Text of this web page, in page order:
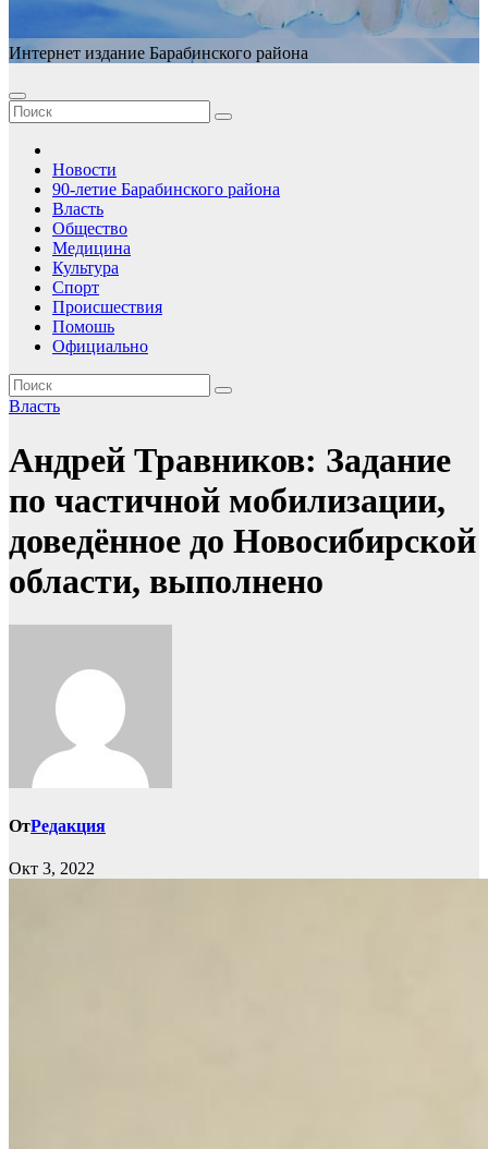
Интернет издание Барабинского района
Новости
90-летие Барабинского района
Власть
Общество
Медицина
Культура
Спорт
Происшествия
Помошь
Официально
Власть
Андрей Травников: Задание
по частичной мобилизации,
доведённое до Новосибирской
области, выполнено
ОтРедакция
Окт 3, 2022